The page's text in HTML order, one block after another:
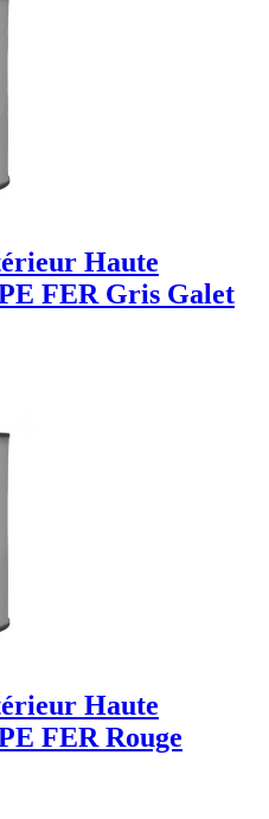
Haute
FER Gris Galet
Haute
FER Rouge